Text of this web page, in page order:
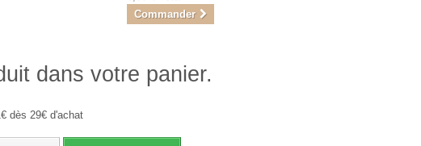
Commander
dans votre panier.
dès 29€ d'achat